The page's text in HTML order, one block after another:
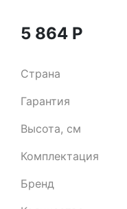
5 864 Р
Страна
Гарантия
Высота, см
Комплектация
Бренд